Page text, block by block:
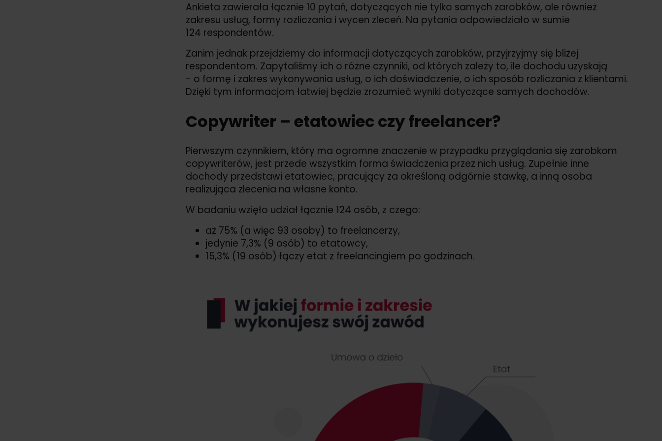
Ankieta zawierała łącznie 10 pytań, dotyczących nie tylko samych zarobków, ale również
zakresu usług, formy rozliczania i wycen zleceń. Na pytania odpowiedziało w sumie
124 respondentów.
Zanim jednak przejdziemy do informacji dotyczących zarobków, przyjrzyjmy się bliżej
respondentom. Zapytaliśmy ich o różne czynniki, od których zależy to, ile dochodu uzyskają
- o formę i zakres wykonywania usług, o ich doświadczenie, o ich sposób rozliczania z klientami.
Dzięki tym informacjom łatwiej będzie zrozumieć wyniki dotyczące samych dochodów.
Copywriter – etatowiec czy freelancer?
Pierwszym czynnikiem, który ma ogromne znaczenie w przypadku przyglądania się zarobkom
copywriterów, jest przede wszystkim forma świadczenia przez nich usług. Zupełnie inne
dochody przedstawi etatowiec, pracujący za określoną odgórnie stawkę, a inną osoba
realizująca zlecenia na własne konto.
W badaniu wzięło udział łącznie 124 osób, z czego:
aż 75% (a więc 93 osoby) to freelancerzy,
jedynie 7,3% (9 osób) to etatowcy,
15,3% (19 osób) łączy etat z freelancingiem po godzinach.